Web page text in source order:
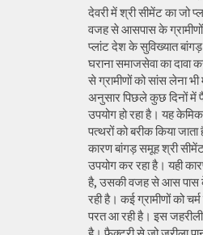
देवरी में श्री सीमेंट का जो
वजह से आसपास के ग्रामीणों
प्लांट देश के सुविख्यात
घराना समाजसेवा का दावा
से ग्रामीणों को सांस लेना
अनुसार पिछले कुछ दिनों में
उपयोग हो रहा है। यह
पत्थरों को बरीक किया
कारण बांगड़ समूह श्री
उपयोग कर रहा है। यही
है, उसकी वजह से आस पास
रही है। कई ग्रामीणों को
परत आ रही है। इस जहरीली